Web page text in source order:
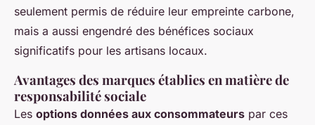
seulement permis de réduire leur empreinte carbone,
mais a aussi engendré des bénéfices sociaux
significatifs pour les artisans locaux.
Avantages des marques établies en matière de
responsabilité sociale
Les options données aux consommateurs par ces